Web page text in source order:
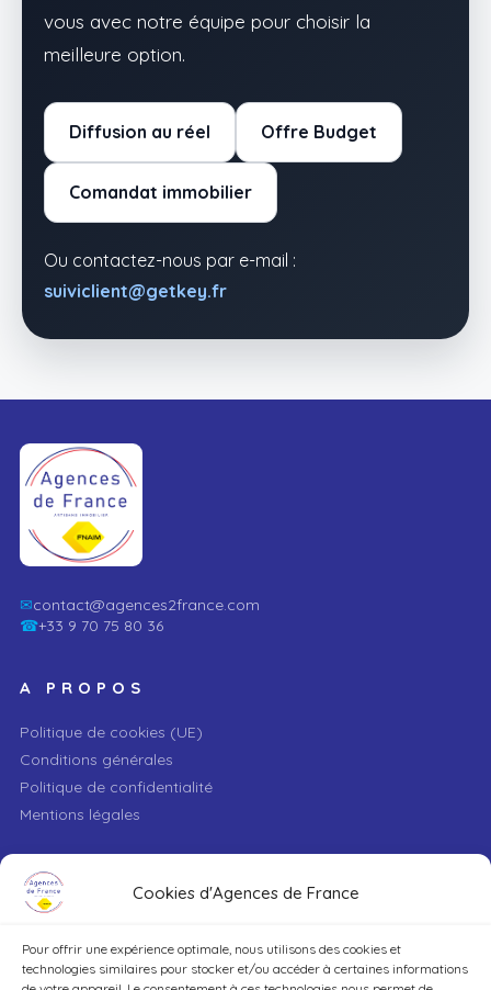
Cookies d'Agences de France
Pour offrir une expérience optimale, nous utilisons des cookies et
technologies similaires pour stocker et/ou accéder à certaines informations
vous avec notre équipe pour choisir la
meilleure option.
Diffusion au réel Offre Budget
Comandat immobilier
Ou contactez-nous par e-mail :
suiviclient@getkey.fr
✉contact@agences2france.com
☎+33 9 70 75 80 36
A PROPOS
Politique de cookies (UE)
Conditions générales
Politique de confidentialité
Mentions légales
VILLE
TYPE DE BIEN